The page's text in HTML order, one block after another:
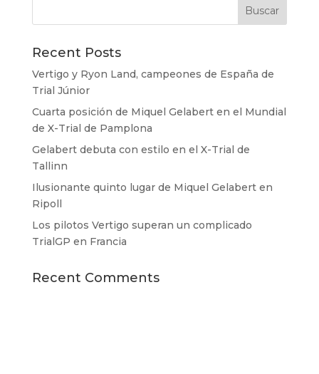
Recent Posts
Vertigo y Ryon Land, campeones de España de
Trial Júnior
Cuarta posición de Miquel Gelabert en el Mundial
de X-Trial de Pamplona
Gelabert debuta con estilo en el X-Trial de
Tallinn
Ilusionante quinto lugar de Miquel Gelabert en
Ripoll
Los pilotos Vertigo superan un complicado
TrialGP en Francia
Recent Comments